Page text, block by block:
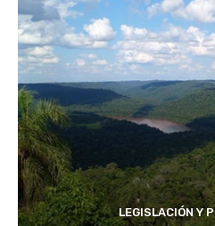
LEGISLACIÓN Y